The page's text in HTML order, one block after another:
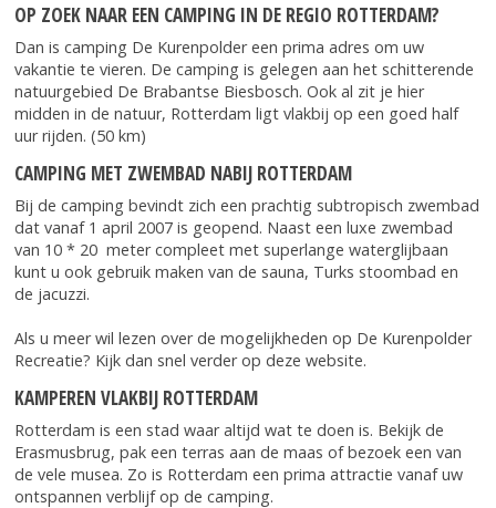
OP ZOEK NAAR EEN CAMPING IN DE REGIO ROTTERDAM?
Dan is camping De Kurenpolder een prima adres om uw
vakantie te vieren. De camping is gelegen aan het schitterende
natuurgebied De Brabantse Biesbosch. Ook al zit je hier
midden in de natuur, Rotterdam ligt vlakbij op een goed half
uur rijden. (50 km)
CAMPING MET ZWEMBAD NABIJ ROTTERDAM
Bij de camping bevindt zich een prachtig subtropisch zwembad
dat vanaf 1 april 2007 is geopend. Naast een luxe zwembad
van 10 * 20 meter compleet met superlange waterglijbaan
kunt u ook gebruik maken van de sauna, Turks stoombad en
de jacuzzi.
Als u meer wil lezen over de mogelijkheden op De Kurenpolder
Recreatie? Kijk dan snel verder op deze website.
KAMPEREN VLAKBIJ ROTTERDAM
Rotterdam is een stad waar altijd wat te doen is. Bekijk de
Erasmusbrug, pak een terras aan de maas of bezoek een van
de vele musea. Zo is Rotterdam een prima attractie vanaf uw
ontspannen verblijf op de camping.